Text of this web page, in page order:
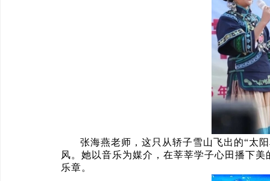
张海燕老师，这只从轿子雪山飞出的“太
风。她以音乐为媒介，在莘莘学子心田播下
乐章。